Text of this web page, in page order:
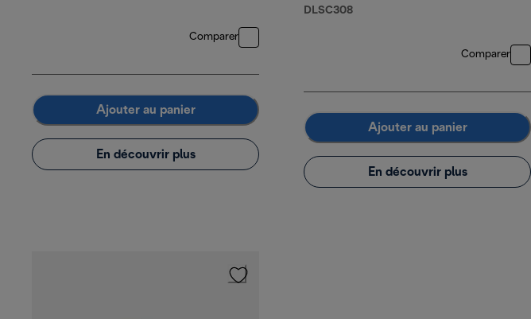
Comparer
Ajouter au panier
En découvrir plus
DLSC308
Comparer
Ajouter au panier
En découvrir plus